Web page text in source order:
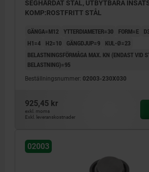
SEGHÄRDAT STÅL, UTBYTBARA
KOMP:ROSTFRITT STÅL
GÄNGA=M12 YTTERDIAMETER=30 FORM=E
H1=4
H2=10 GÄNGDJUP=9
KUL-Ø=23
BELASTNINGSFÖRMÅGA MAX. KN (ENDAST VID
BELASTNING)=95
Beställningsnummer: 02003-230X030
925,45 kr
exkl. moms
Exkl. leveranskostnader
02003